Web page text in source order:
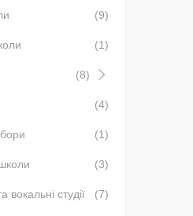
(9)
(1)
(8)
(4)
(1)
(3)
вокальні студії (7)